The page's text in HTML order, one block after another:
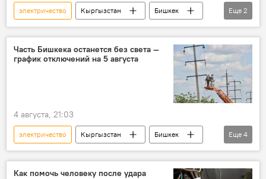
электричество Кыргызстан
Бишкек
электроэнергия
Бишкекское предприятие электрических сетей
Еще 2
Часть Бишкека останется без света —
график отключений на 5 августа
4 августа, 21:03
электричество Кыргызстан
Бишкек
свет
Где в Бишкеке отключат свет сегодня
отключение
график
Еще 4
Как помочь человеку после удара